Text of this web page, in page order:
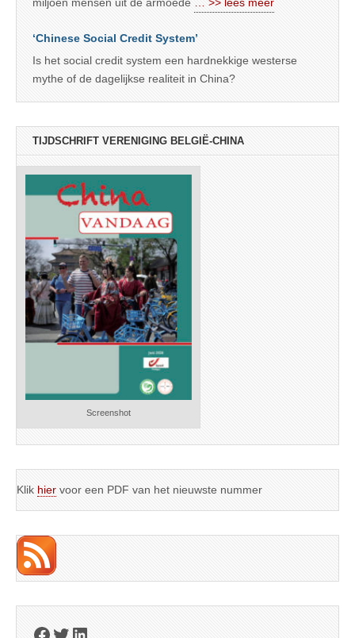
‘Chinese Social Credit System’
Is het social credit system een hardnekkige westerse
mythe of de dagelijkse realiteit in China?
TIJDSCHRIFT VERENIGING BELGIË-CHINA
Screenshot
Klik hier voor een PDF van het nieuwste nummer
Facebook
Twitter
LinkedIn